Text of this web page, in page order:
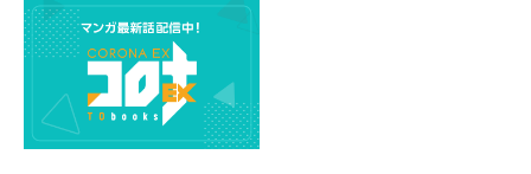
プラス思考をフル回転させた彼は、周囲のものを手当た
りしだいに食べ比べ、本能に従って美食の旅に出る！
しかし、旅の道中で幽霊に出会ったり聖女認定された
り……彼の異世界グルメ旅の行方はいかに！？
中身おっさんの幼女エルフがゆく異世界グルメ珍道中、
待望のコミカライズ第１巻！